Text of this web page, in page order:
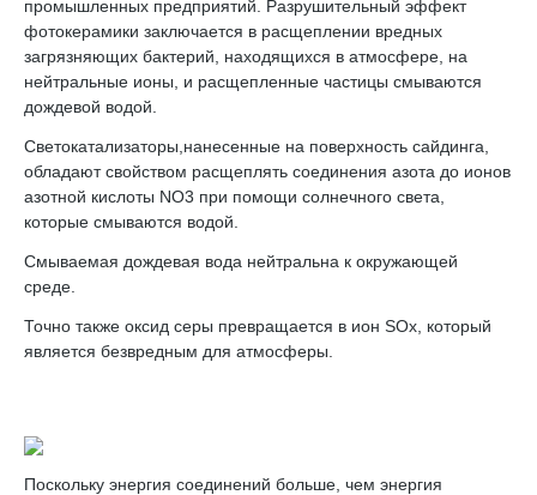
промышленных предприятий. Разрушительный эффект
фотокерамики заключается в расщеплении вредных
загрязняющих бактерий, находящихся в атмосфере, на
нейтральные ионы, и расщепленные частицы смываются
дождевой водой.
Светокатализаторы,нанесенные на поверхность сайдинга,
обладают свойством расщеплять соединения азота до ионов
азотной кислоты NO3 при помощи солнечного света,
которые смываются водой.
Смываемая дождевая вода нейтральна к окружающей
среде.
Точно также оксид серы превращается в ион SOx, который
является безвредным для атмосферы.
Поскольку энергия соединений больше, чем энергия